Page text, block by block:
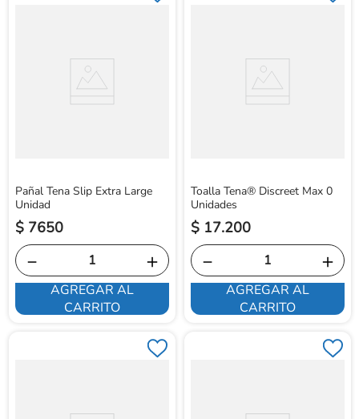
Pañal Tena Slip Extra Large
Unidad
$ 7650
＋
－
AGREGAR AL
CARRITO
Toalla Tena® Discreet Max 0
Unidades
$ 17.200
＋
－
AGREGAR AL
CARRITO